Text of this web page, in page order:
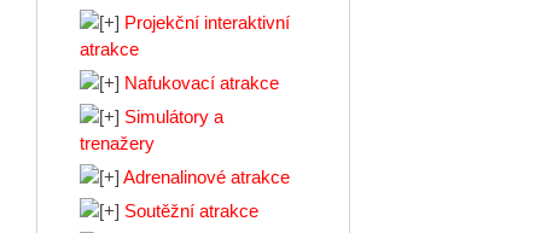
Projekční interaktivní
atrakce
Nafukovací atrakce
Simulátory a
trenažery
Adrenalinové atrakce
Soutěžní atrakce